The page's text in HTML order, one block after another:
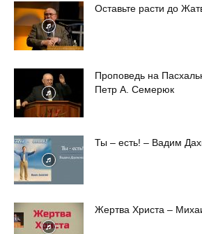
Оставьте расти до
Проповедь на
Петр А. Семерюк
Ты – есть! – Вадим
Жертва Христа –